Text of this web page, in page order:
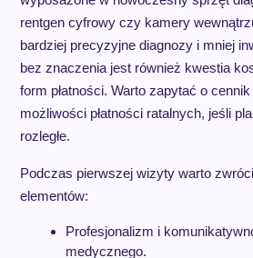
rentgen cyfrowy czy kamery
bardziej precyzyjne diagnozy i mniej
bez znaczenia jest również kwestia
form płatności. Warto zapytać o
możliwości płatności ratalnych, jeśli
rozległe.
Podczas pierwszej wizyty warto
elementów:
Profesjonalizm i
medycznego.